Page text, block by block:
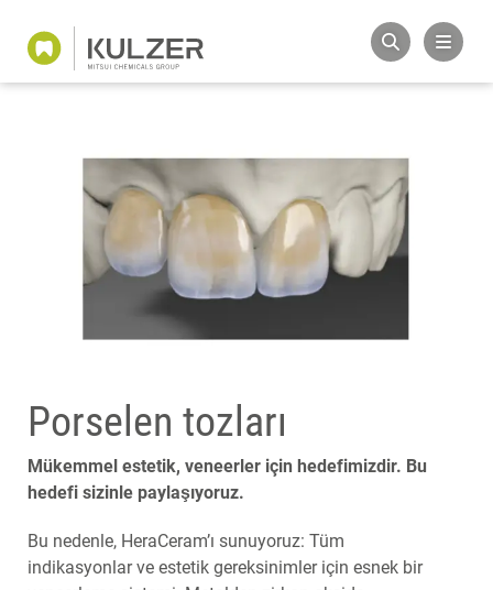
Porselen tozları
Mükemmel estetik, veneerler için hedefimizdir. Bu
hedefi sizinle paylaşıyoruz.
Bu nedenle, HeraCeram’ı sunuyoruz: Tüm
indikasyonlar ve estetik gereksinimler için esnek bir